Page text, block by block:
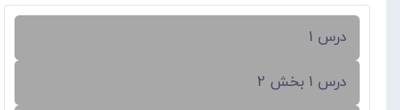
درس 1
درس 1 بخش 2